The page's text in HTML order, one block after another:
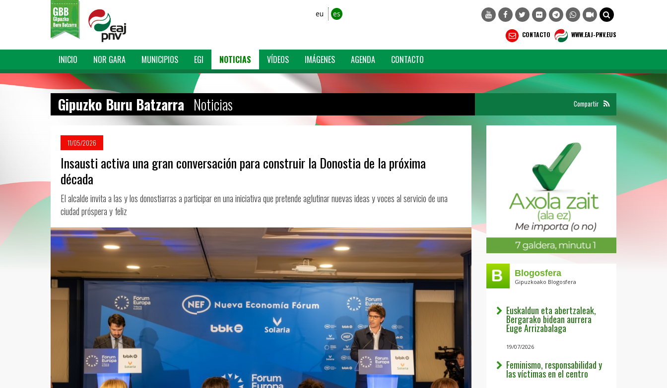
eu es
CONTACTO WWW.EAJ-PNV.EUS
INICIO NOR GARA MUNICIPIOS EGI NOTICIAS VÍDEOS IMÁGENES AGENDA CONTACTO
Gipuzko Buru Batzarra Noticias Compartir
11/05/2026
Insausti activa una gran conversación para construir la Donostia de la próxima
década
El alcalde invita a las y los donostiarras a participar en una iniciativa que pretende aglutinar nuevas ideas y voces al servicio de una
ciudad próspera y feliz
Blogosfera
Gipuzkoako Blogosfera
Euskaldun eta abertzaleak,
Bergarako bidean aurrera
Euge Arrizabalaga
19/07/2026
Feminismo, responsabilidad y
las víctimas en el centro